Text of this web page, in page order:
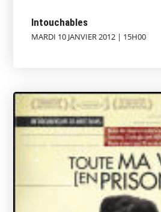
Intouchables
MARDI 10 JANVIER 2012 | 15H00